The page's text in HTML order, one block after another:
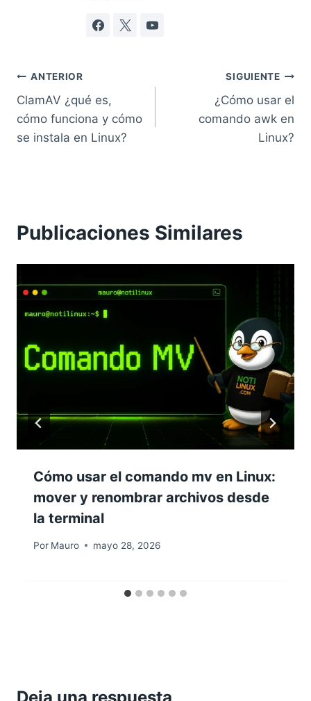
Navegación
de
entradas
ANTERIOR
ClamAV ¿qué es,
cómo funciona y cómo
se instala en Linux?
SIGUIENTE
¿Cómo usar el
comando awk en
Linux?
Publicaciones Similares
Cómo usar el comando mv en Linux:
mover y renombrar archivos desde
la terminal
Por Mauro mayo 28, 2026